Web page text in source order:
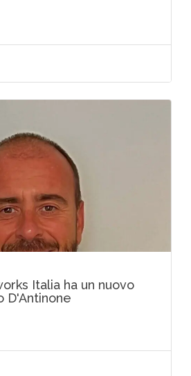
Italia ha un nuovo
D'Antinone